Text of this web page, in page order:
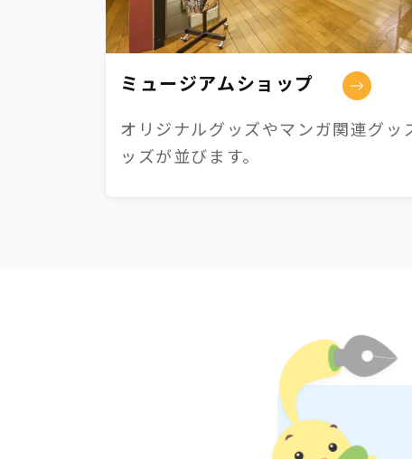
ミュージアムショップ
オリジナルグッズやマンガ関連グ
ッズが並びます。